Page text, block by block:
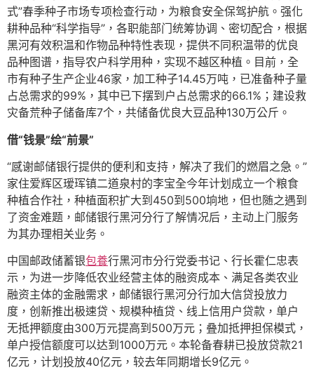
式”春季种子市场专项检查行动，为粮食安全保驾护航。强化
耕种品种“科学指导”，各职能部门统筹协调、密切配合，根据
黑河有效积温和作物品种特性表现，提供不同积温带的优良
品种图谱，指导农户科学用种，实现不越区种植。目前，全
市有种子生产企业46家，加工种子14.45万吨，已准备种子量
占总需求的99%，其中已下摆到户占总需求的66.1%；建设救
灾备荒种子储备库7个，共储备优良大豆品种130万公斤。
借“钱景”绘“前景”
“感谢邮储银行提供的便利和支持，解决了我们的燃眉之急。”
家住爱辉区瑷珲镇二道泉村的李宝全今年计划成立一个粮食
种植合作社，种植面积扩大到450到500垧地，但也随之遇到
了资金难题，邮储银行黑河分行了解情况后，主动上门服务
为其办理相关业务。
中国邮政储蓄银包養行黑河市分行党委书记、行长霍仁忠表
示，为进一步降低农业经营主体的融资成本、满足各类农业
融资主体的金融需求，邮储银行黑河分行加大信贷投放力
度，创新推出极速贷、规模种植贷、线上信用户贷款，单户
无抵押额度由300万元提高到500万元；叠加抵押担保模式，
单户授信额度可以达到1000万元。本轮备春耕已投放贷款21
亿元，计划投放40亿元，较去年同期增长9亿元。